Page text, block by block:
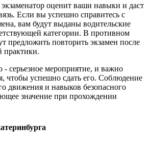
оценит ваши навыки и даст
Если вы успешно справитесь с
вам будут выданы водительские
категории. В противном
предложить повторить экзамен после
практики.
серьезное мероприятие, и важно
чтобы успешно сдать его. Соблюдение
движения и навыков безопасного
значение при прохождении